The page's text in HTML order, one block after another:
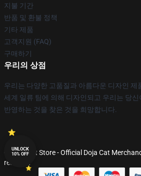
지불 기간
반품 및 환불 정책
기타 제품
고객지원 (FAQ)
구매하기
우리의 상점
우리는 다양한 고품질과 아름다운 디자인 제
세계 일류 팀에 의해 디자인되고 우리는 당
반영하는 것을 찾은 것을 희망합니다.
© Doja Cat Store - Official Doja Cat
reserved
UNLOCK
10% OFF